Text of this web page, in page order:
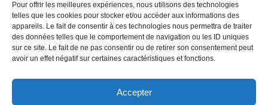
Pour offrir les meilleures expériences, nous utilisons des technologies
telles que les cookies pour stocker et/ou accéder aux informations des
appareils. Le fait de consentir à ces technologies nous permettra de traiter
des données telles que le comportement de navigation ou les ID uniques
sur ce site. Le fait de ne pas consentir ou de retirer son consentement peut
avoir un effet négatif sur certaines caractéristiques et fonctions.
Accepter
Nom
Votre e-mail sera utilisé uniquement pour nous permettre de vous envoyer notre
désinscrire en utilisant le lien se désabonner de la newsletter.